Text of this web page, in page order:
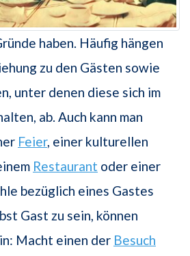
haben. Häufig hängen
zu den Gästen sowie
unter denen diese sich im
ab. Auch kann man
Feier, einer kulturellen
Restaurant oder einer
bezüglich eines Gastes
Gast zu sein, können
Macht einen der Besuch